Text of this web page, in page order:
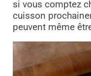
si vous comptez
cuisson
peuvent même